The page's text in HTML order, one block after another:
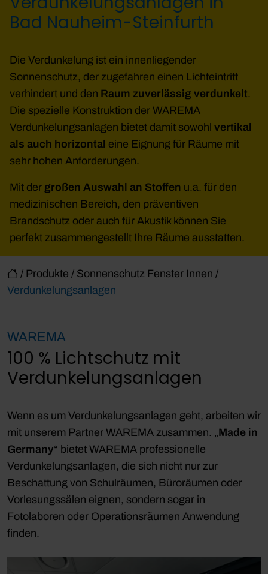
/ Produkte / Sonnenschutz Fenster Innen /
Verdunkelungsanlagen
Bad Nauheim-Steinfurth
Die Verdunkelung ist ein innenliegender
Sonnenschutz, der zugefahren einen Lichteintritt
verhindert und den Raum zuverlässig verdunkelt.
Die spezielle Konstruktion der WAREMA
Verdunkelungsanlagen bietet damit sowohl vertikal
als auch horizontal eine Eignung für Räume mit
sehr hohen Anforderungen.
Mit der großen Auswahl an Stoffen u.a. für den
medizinischen Bereich, den präventiven
Brandschutz oder auch für Akustik können Sie
perfekt zusammengestellt Ihre Räume ausstatten.
WAREMA
100 % Lichtschutz mit
Verdunkelungsanlagen
Wenn es um Verdunkelungsanlagen geht, arbeiten wir
mit unserem Partner WAREMA zusammen. „Made in
Germany“ bietet WAREMA professionelle
Verdunkelungsanlagen, die sich nicht nur zur
Beschattung von Schulräumen, Büroräumen oder
Vorlesungssälen eignen, sondern sogar in
Fotolaboren oder Operationsräumen Anwendung
finden.